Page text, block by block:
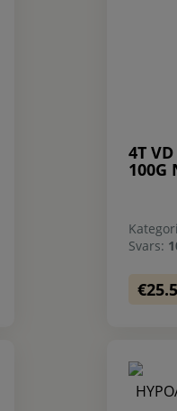
4T
100G
Svars: